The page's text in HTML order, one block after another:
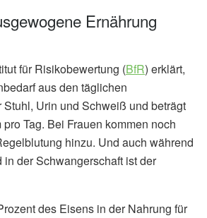
Ernährung
für Risikobewertung (BfR) erklärt,
aus den täglichen
Urin und Schweiß und beträgt
Tag. Bei Frauen kommen noch
hinzu. Und auch während
in der Schwangerschaft ist der
des Eisens in der Nahrung für